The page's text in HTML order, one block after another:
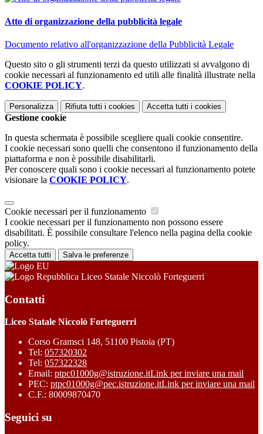
Atto di organizzazione della pubblicità legale
Documento relativo all'organizzazione della Pubblicità Legale
Questo sito o gli strumenti terzi da questo utilizzati si avvalgono di
cookie necessari al funzionamento ed utili alle finalità illustrate nella
COOKIE POLICY.
Personalizza Rifiuta tutti i cookies Accetta tutti i cookies
Gestione cookie
In questa schermata è possibile scegliere quali cookie consentire.
I cookie necessari sono quelli che consentono il funzionamento della
piattaforma e non è possibile disabilitarli.
Per conoscere quali sono i cookie necessari al funzionamento potete
visionare la COOKIE POLICY.
Cookie necessari per il funzionamento
I cookie necessari per il funzionamento non possono essere
disabilitati. È possibile consultare l'elenco nella pagina della cookie
policy.
Accetta tutti Salva le preferenze
Liceo Statale Niccolò Forteguerri
Contatti
Liceo Statale Niccolò Forteguerri
Corso Gramsci 148, 51100 Pistoia (PT)
Tel: 057320302
Tel: 057322328
Email: ptpc01000g@istruzione.itLink per inviare una mail
PEC: ptpc01000g@pec.istruzione.itLink per inviare una mail
C.F.: 80009870470
Seguici su